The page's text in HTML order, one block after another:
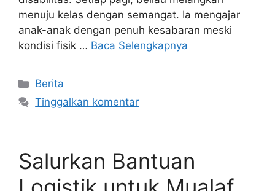
menuju kelas dengan semangat. Ia mengajar
anak-anak dengan penuh kesabaran meski
kondisi fisik … Baca Selengkapnya
Kategori
Berita
Tinggalkan komentar
Salurkan Bantuan